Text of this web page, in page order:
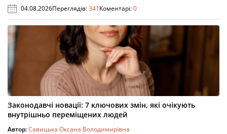
04.08.2026Переглядів:341Коментарі:0
Законодавчі новації: 7 ключових змін, які очікують
внутрішньо переміщених людей
Автор:Савицька Оксана Володимирівна